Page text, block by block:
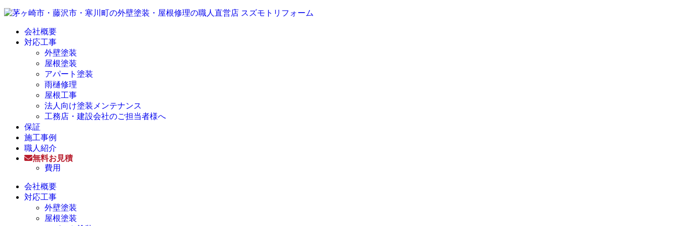
会社概要
対応工事
外壁塗装
屋根塗装
アパート塗装
雨樋修理
屋根工事
法人向け塗装メンテナンス
工務店・建設会社のご担当者様へ
保証
施工事例
職人紹介
無料お見積
費用
会社概要
対応工事
外壁塗装
屋根塗装